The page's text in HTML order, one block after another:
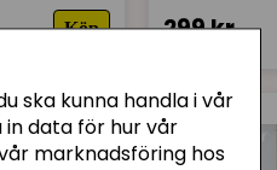
ska kunna handla i vår
data för hur vår
marknadsföring hos
Köp 299 kr